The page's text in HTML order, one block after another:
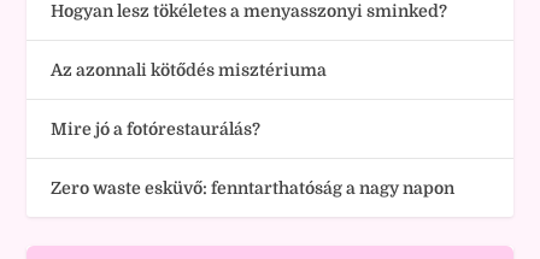
Hogyan lesz tökéletes a menyasszonyi sminked?
Az azonnali kötődés misztériuma
Mire jó a fotórestaurálás?
Zero waste esküvő: fenntarthatóság a nagy napon